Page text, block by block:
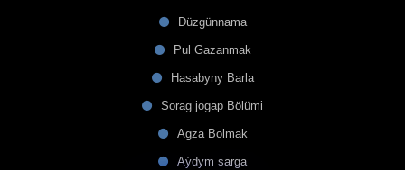
Düzgünnama
Pul Gazanmak
Hasabyny Barla
Sorag jogap Bölümi
Agza Bolmak
Aýdym sarga